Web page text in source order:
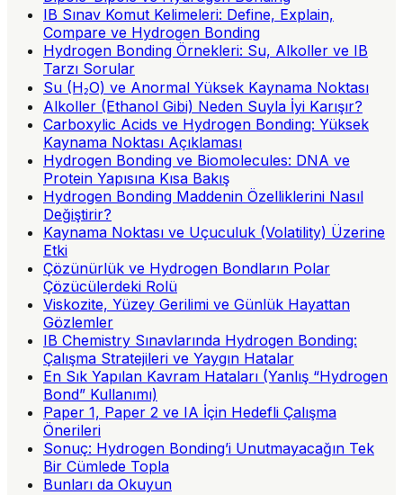
IB Sınav Komut Kelimeleri: Define, Explain,
Compare ve Hydrogen Bonding
Hydrogen Bonding Örnekleri: Su, Alkoller ve IB
Tarzı Sorular
Su (H₂O) ve Anormal Yüksek Kaynama Noktası
Alkoller (Ethanol Gibi) Neden Suyla İyi Karışır?
Carboxylic Acids ve Hydrogen Bonding: Yüksek
Kaynama Noktası Açıklaması
Hydrogen Bonding ve Biomolecules: DNA ve
Protein Yapısına Kısa Bakış
Hydrogen Bonding Maddenin Özelliklerini Nasıl
Değiştirir?
Kaynama Noktası ve Uçuculuk (Volatility) Üzerine
Etki
Çözünürlük ve Hydrogen Bondların Polar
Çözücülerdeki Rolü
Viskozite, Yüzey Gerilimi ve Günlük Hayattan
Gözlemler
IB Chemistry Sınavlarında Hydrogen Bonding:
Çalışma Stratejileri ve Yaygın Hatalar
En Sık Yapılan Kavram Hataları (Yanlış “Hydrogen
Bond” Kullanımı)
Paper 1, Paper 2 ve IA İçin Hedefli Çalışma
Önerileri
Sonuç: Hydrogen Bonding’i Unutmayacağın Tek
Bir Cümlede Topla
Bunları da Okuyun